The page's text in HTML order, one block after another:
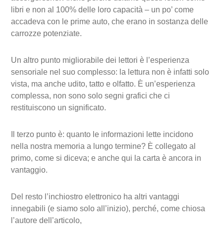
libri e non al 100% delle loro capacità – un po’ come
accadeva con le prime auto, che erano in sostanza delle
carrozze potenziate.
Un altro punto migliorabile dei lettori è l’esperienza
sensoriale nel suo complesso: la lettura non è infatti solo
vista, ma anche udito, tatto e olfatto. È un’esperienza
complessa, non sono solo segni grafici che ci
restituiscono un significato.
Il terzo punto è: quanto le informazioni lette incidono
nella nostra memoria a lungo termine? È collegato al
primo, come si diceva; e anche qui la carta è ancora in
vantaggio.
Del resto l’inchiostro elettronico ha altri vantaggi
innegabili (e siamo solo all’inizio), perché, come chiosa
l’autore dell’articolo,